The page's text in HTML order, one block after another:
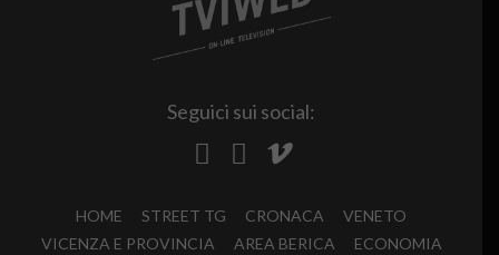
Seguici sui social:
HOME STREET TG CRONACA
VENETO
VICENZA E PROVINCIA
AREA BERICA ECONOMIA